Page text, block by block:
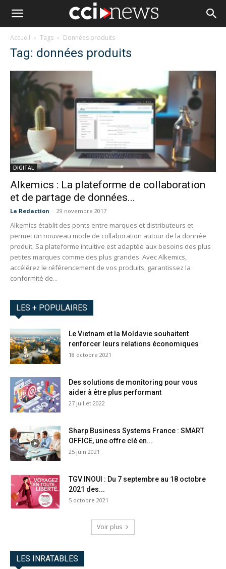
Accueil Tags Données produits
Tag: données produits
DIGITAL
Alkemics : La plateforme de collaboration
et de partage de données...
La Redaction - 29 novembre 2017
Alkemics établit des ponts entre marques et distributeurs et
permet un nouveau mode de collaboration autour de la donnée
produit. Sa plateforme intuitive est adaptée aux besoins des plus
petites marques comme des plus grandes. Avec Alkemics,
accélérez le référencement de vos produits, garantissez la
conformité de...
LES + POPULAIRES
Le Vietnam et la Moldavie souhaitent
renforcer leurs relations économiques
18 octobre 2021
Des solutions de monitoring pour vous
aider à être plus performant
27 juillet 2022
Sharp Business Systems France : SMART
OFFICE, une offre clé en...
25 juin 2021
TGV INOUI : Du 7 septembre au 18 octobre
2021 des...
5 octobre 2021
Voir plus
LES INRATABLES